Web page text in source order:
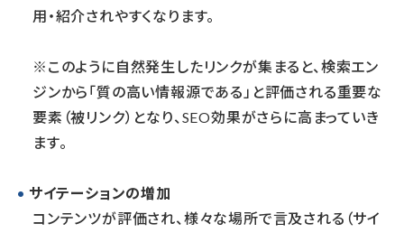
用・紹介されやすくなります。
※このように自然発生したリンクが集まると、検索エン
ジンから「質の高い情報源である」と評価される重要な
要素（被リンク）となり、SEO効果がさらに高まっていき
ます。
サイテーションの増加
コンテンツが評価され、様々な場所で言及される（サイ